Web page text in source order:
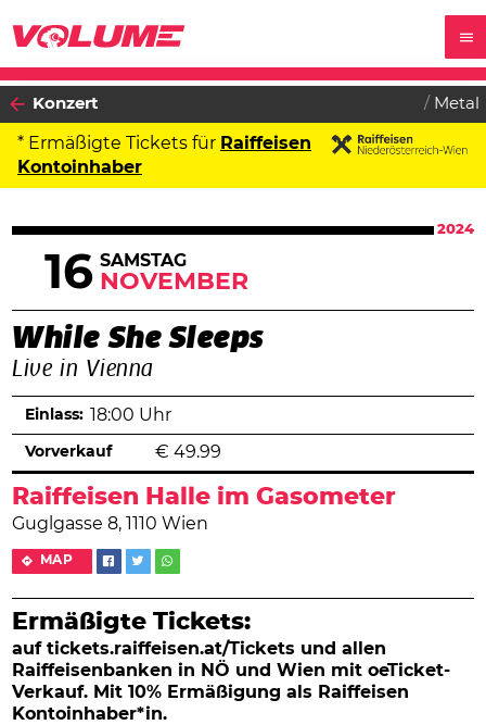
Konzert Metal
* Ermäßigte Tickets für Raiffeisen
Kontoinhaber
2024
16 SAMSTAG
NOVEMBER
While She Sleeps
Live in Vienna
Raiffeisen Halle im Gasometer
Guglgasse 8, 1110 Wien
MAP
Ermäßigte Tickets:
auf tickets.raiffeisen.at/Tickets und allen
Raiffeisenbanken in NÖ und Wien mit oeTicket-
Verkauf. Mit 10% Ermäßigung als Raiffeisen
Kontoinhaber*in.
Einlass: 18:00 Uhr
Vorverkauf € 49.99